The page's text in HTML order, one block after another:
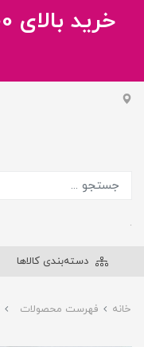
.
دسته‌بندی کالاها
خانه فهرست محصولات